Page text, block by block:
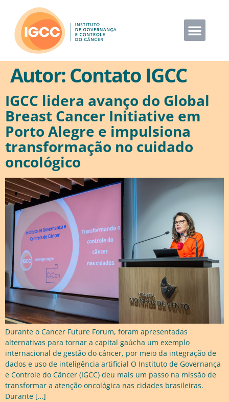
Autor:Contato IGCC
IGCC lidera avanço do Global
Breast Cancer Initiative em
Porto Alegre e impulsiona
transformação no cuidado
oncológico
Durante o Cancer Future Forum, foram apresentadas
alternativas para tornar a capital gaúcha um exemplo
internacional de gestão do câncer, por meio da integração de
dados e uso de inteligência artificial O Instituto de Governança
e Controle do Câncer (IGCC) deu mais um passo na missão de
transformar a atenção oncológica nas cidades brasileiras.
Durante […]